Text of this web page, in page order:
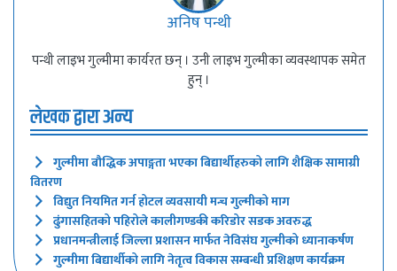
अनिष पन्थी
पन्थी लाइभ गुल्मीमा कार्यरत छन् । उनी लाइभ गुल्मीका व्यवस्थापक समेत
हुन् ।
लेखक द्वारा अन्य
गुल्मीमा बौद्धिक अपाङ्गता भएका बिद्यार्थीहरुको लागि शैक्षिक सामाग्री
वितरण
विद्युत नियमित गर्न होटल व्यवसायी मन्च गुल्मीको माग
ढुंगासहितको पहिरोले कालीगण्डकी करिडोर सडक अवरुद्ध
प्रधानमन्त्रीलाई जिल्ला प्रशासन मार्फत नेविसंघ गुल्मीको ध्यानाकर्षण
गुल्मीमा बिद्यार्थीको लागि नेतृत्व विकास सम्बन्धी प्रशिक्षण कार्यक्रम